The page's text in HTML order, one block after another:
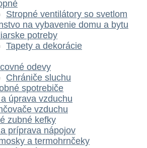
Stropné ventilátory so svetlom
na vybavenie domu a bytu
potreby
Tapety a dekorácie
odevy
Chrániče sluchu
spotrebiče
úprava vzduchu
vzduchu
zubné kefky
príprava nápojov
a termohrnčeky